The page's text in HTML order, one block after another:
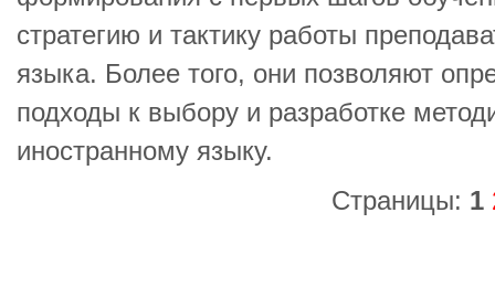
стратегию и тактику работы
языка. Более того, они позволяют
подходы к выбору и разработке
иностранному языку.
Страницы: 1